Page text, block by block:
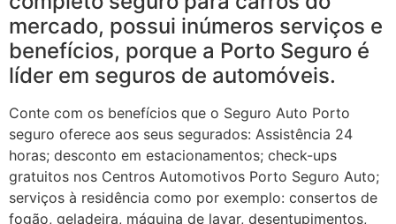
mercado, possui inúmeros serviços e
benefícios, porque a Porto Seguro é
líder em seguros de automóveis.
Conte com os benefícios que o Seguro Auto Porto
seguro oferece aos seus segurados: Assistência 24
horas; desconto em estacionamentos; check-ups
gratuitos nos Centros Automotivos Porto Seguro Auto;
serviços à residência como por exemplo: consertos de
fogão, geladeira, máquina de lavar, desentupimentos,